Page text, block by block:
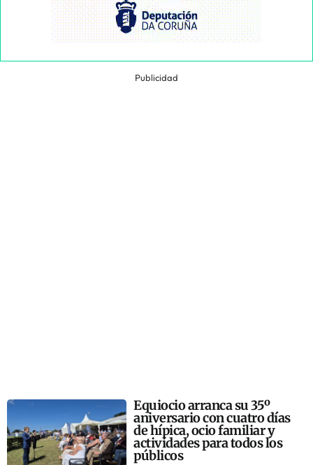
Publicidad
Equiocio arranca su 35º
aniversario con cuatro días
de hípica, ocio familiar y
actividades para todos los
públicos